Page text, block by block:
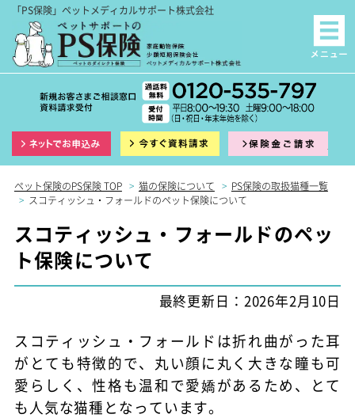
「PS保険」ペットメディカルサポート株式会社
インターネット申込 資料請求
ペット保険のPS保険 TOP > 猫の保険について > PS保険の取扱猫種一覧
> スコティッシュ・フォールドのペット保険について
スコティッシュ・フォールドのペッ
ト保険について
最終更新日：2026年2月10日
スコティッシュ・フォールドは折れ曲がった耳
がとても特徴的で、丸い顔に丸く大きな瞳も可
愛らしく、性格も温和で愛嬌があるため、とて
も人気な猫種となっています。